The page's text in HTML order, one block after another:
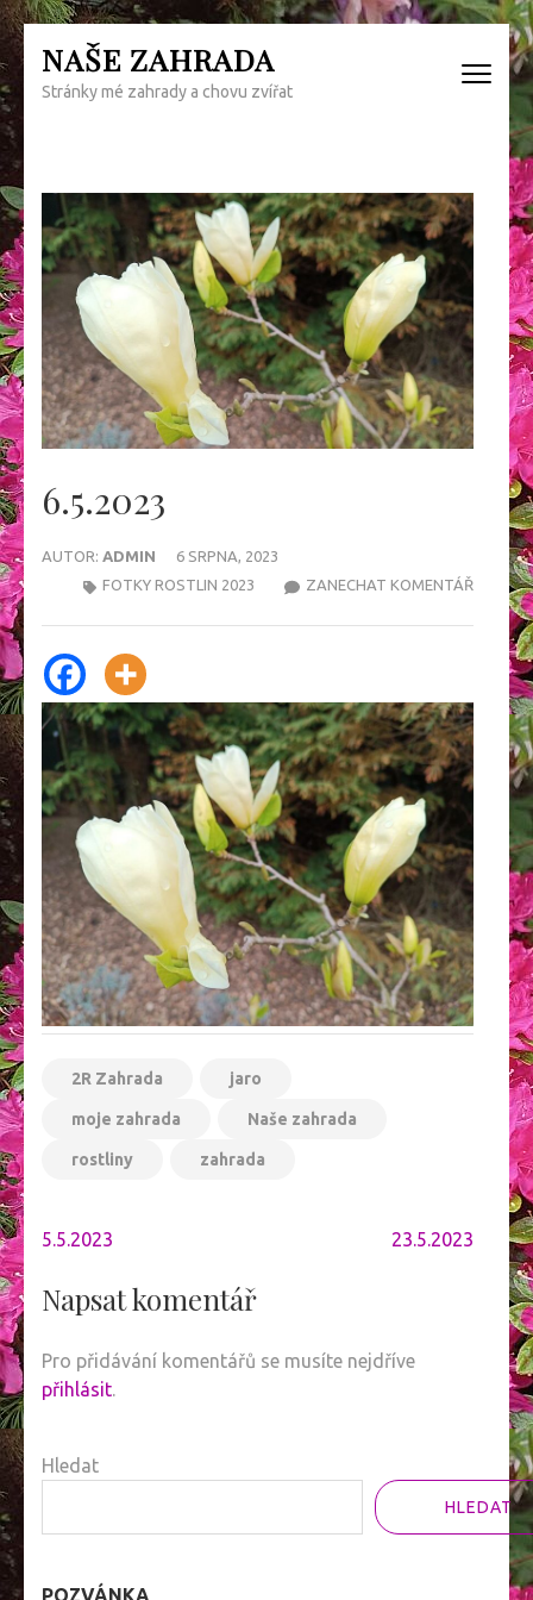
Přeskočit
na
obsah
NAŠE ZAHRADA
Stránky mé zahrady a chovu zvířat
6.5.2023
AUTOR: ADMIN
6 SRPNA, 2023
ZANECHAT KOMENTÁŘNA
6.5.2023
FOTKY ROSTLIN 2023
2R Zahrada jaro
moje zahrada Naše zahrada
rostliny zahrada
Navigace
příspěvek
5.5.2023 23.5.2023
Napsat komentář
Pro přidávání komentářů se musíte nejdříve
přihlásit.
Hledat
HLEDAT
POZVÁNKA